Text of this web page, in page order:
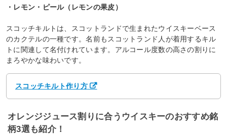
・レモン・ピール（レモンの果皮）
スコッチキルトは、スコットランドで生まれたウイスキーベース
のカクテルの一種です。名前もスコットランド人が着用するキル
トに関連して名付けれています。アルコール度数の高さの割りに
まろやかな味わいです。
スコッチキルト作り方
オレンジジュース割りに合うウイスキーのおすすめ銘
柄3選も紹介！